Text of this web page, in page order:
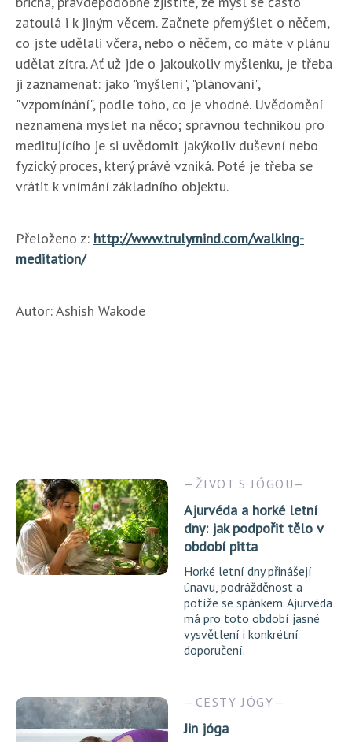
zatoulá i k jiným věcem. Začnete přemýšlet o něčem,
co jste udělali včera, nebo o něčem, co máte v plánu
udělat zítra. Ať už jde o jakoukoliv myšlenku, je třeba
ji zaznamenat: jako "myšlení", "plánování",
"vzpomínání", podle toho, co je vhodné. Uvědomění
neznamená myslet na něco; správnou technikou pro
meditujícího je si uvědomit jakýkoliv duševní nebo
fyzický proces, který právě vzniká. Poté je třeba se
vrátit k vnímání základního objektu.
Přeloženo z: http://www.trulymind.com/walking-
meditation/
Autor: Ashish Wakode
ŽIVOT S JÓGOU
Ajurvéda a horké letní
dny: jak podpořit tělo v
období pitta
Horké letní dny přinášejí
únavu, podrážděnost a
potíže se spánkem. Ajurvéda
má pro toto období jasné
vysvětlení i konkrétní
doporučení.
CESTY JÓGY
Jin jóga